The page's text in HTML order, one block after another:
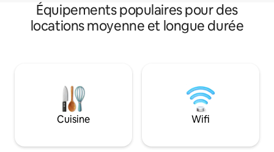
Équipements populaires pour des
locations moyenne et longue durée
Cuisine Wifi